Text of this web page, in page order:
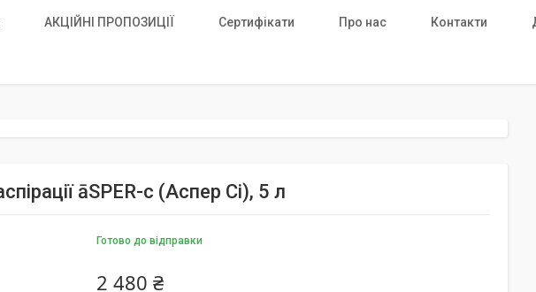
АКЦІЙНІ ПРОПОЗИЦІЇ Сертифікати Про нас Контакти
āSPER-c (Аспер Сі), 5 л
Готово до відправки
2 480 ₴